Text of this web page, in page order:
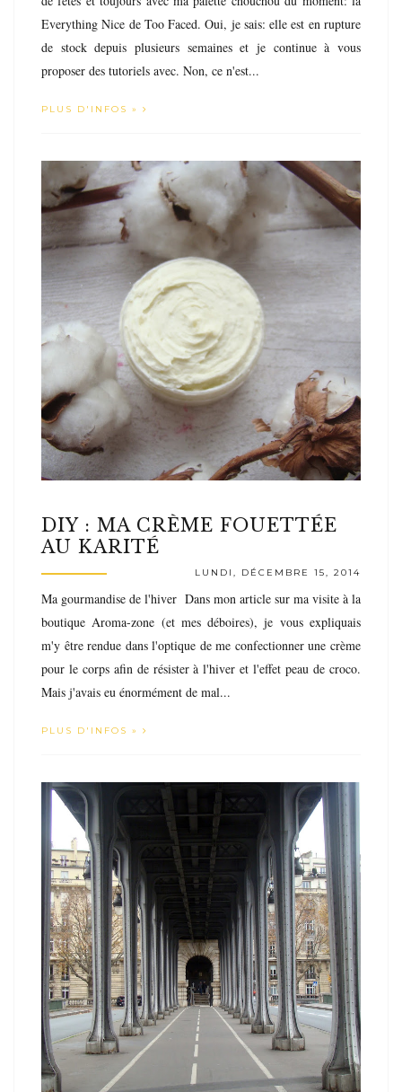
Everything Nice de Too Faced. Oui, je sais: elle est en rupture
de stock depuis plusieurs semaines et je continue à vous
proposer des tutoriels avec. Non, ce n'est...
PLUS D'INFOS »
DIY : MA CRÈME FOUETTÉE
AU KARITÉ
LUNDI, DÉCEMBRE 15, 2014
Ma gourmandise de l'hiver Dans mon article sur ma visite à la
boutique Aroma-zone (et mes déboires), je vous expliquais
m'y être rendue dans l'optique de me confectionner une crème
pour le corps afin de résister à l'hiver et l'effet peau de croco.
Mais j'avais eu énormément de mal...
PLUS D'INFOS »